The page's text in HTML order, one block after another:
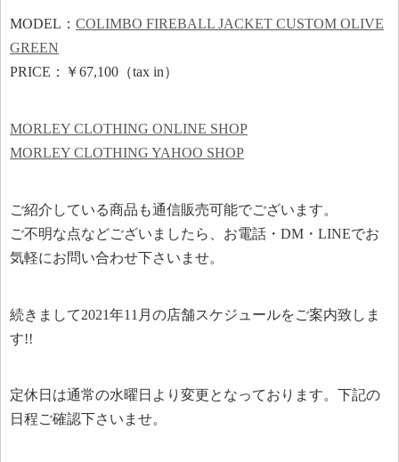
MODEL： COLIMBO FIREBALL JACKET CUSTOM OLIVE
GREEN
PRICE：￥67,100（tax in）
MORLEY CLOTHING ONLINE SHOP
MORLEY CLOTHING YAHOO SHOP
ご紹介している商品も通信販売可能でございます。
ご不明な点などございましたら、お電話・DM・LINEでお
気軽にお問い合わせ下さいませ。
続きまして2021年11月の店舗スケジュールをご案内致しま
す!!
定休日は通常の水曜日より変更となっております。下記の
日程ご確認下さいませ。